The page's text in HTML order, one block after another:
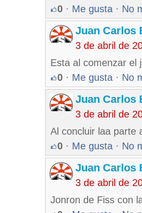
0 · Me gusta · No
Juan Carlos
3 de abril de
Esta al comenzar el
0 · Me gusta · No
Juan Carlos
3 de abril de
Al concluir laa parte
0 · Me gusta · No
Juan Carlos
3 de abril de
Jonron de Fiss con